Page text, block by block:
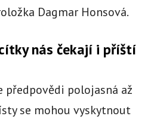
Dagmar Honsová.
nás čekají i příští
předpovědi polojasná až
se mohou vyskytnout